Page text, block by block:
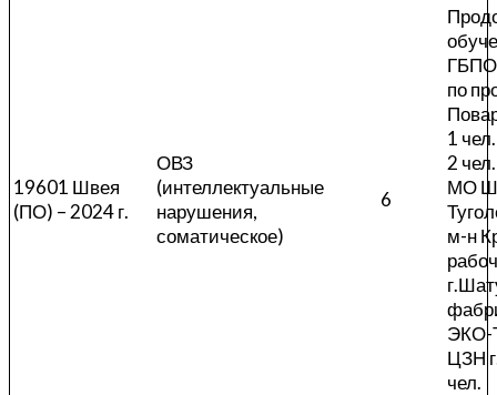
19601 Швея
(ПО) – 2024 г.
ОВЗ
(интеллектуальные
нарушения,
соматическое)
6
по
1 чел.
2
МО
м-н
ЭКО-
ЦЗН
чел.